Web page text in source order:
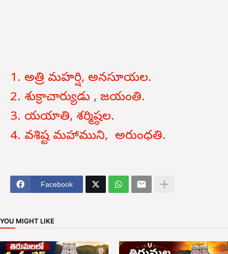
1. అత్రి మహర్షి, అనసూయల.
2. శుక్రాచార్యుడు , జయంతి.
3. యయాతి, శర్మిష్ఠల.
4. వశిష్ట మహాముని, అరుంధతి.
Facebook
YOU MIGHT LIKE